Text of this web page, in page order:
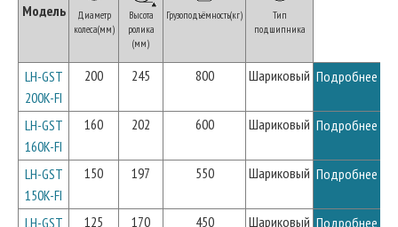
Модель
Диаметр
колеса(мм)
Высота
ролика
(мм)
Грузоподъёмность(кг)
Тип
подшипника
LH-GST
200K-FI
200 245 800 Шариковый Подробнее
LH-GST
160K-FI
160 202 600 Шариковый Подробнее
LH-GST
150K-FI
150 197 550 Шариковый Подробнее
LH-GST
125 170 450 Шариковый Подробнее